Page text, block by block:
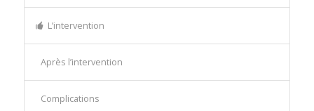
L’intervention
Après l’intervention
Complications